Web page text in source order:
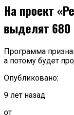
На проект
выделят 680
Программа
а потому будет
Опубликовано:
9 лет назад
от